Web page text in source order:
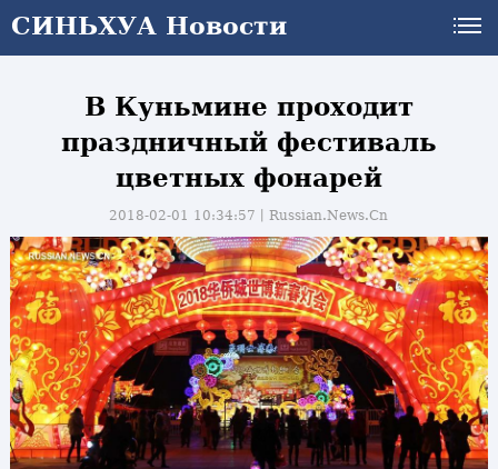
СИНЬХУА Новости
В Куньмине проходит
праздничный фестиваль
цветных фонарей
2018-02-01 10:34:57丨Russian.News.Cn